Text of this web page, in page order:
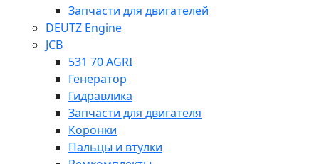
Запчасти для двигателей
DEUTZ Engine
JCB
531 70 AGRI
Генератор
Гидравлика
Запчасти для двигателя
Коронки
Пальцы и втулки